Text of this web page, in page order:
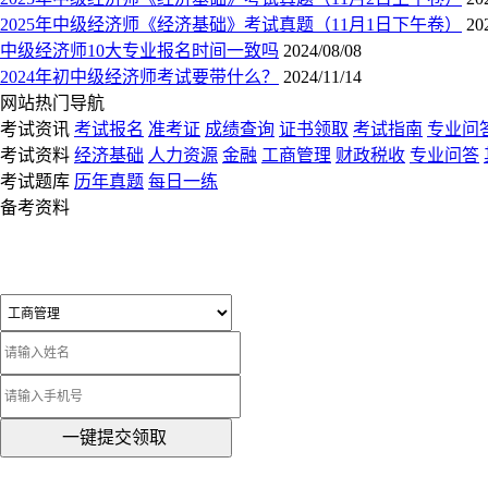
2025年中级经济师《经济基础》考试真题（11月1日下午卷）
中级经济师10大专业报名时间一致吗 2024/08/08
2024年初中级经济师考试要带什么？
2024/11/14
网站热门导航
考试资讯 考试报名 准考证 成绩查询 证书领取 考试指南 专业问
考试资料 经济基础 人力资源 金融 工商管理 财政税收 专业问答
考试题库 历年真题 每日一练
备考资料
一键提交领取